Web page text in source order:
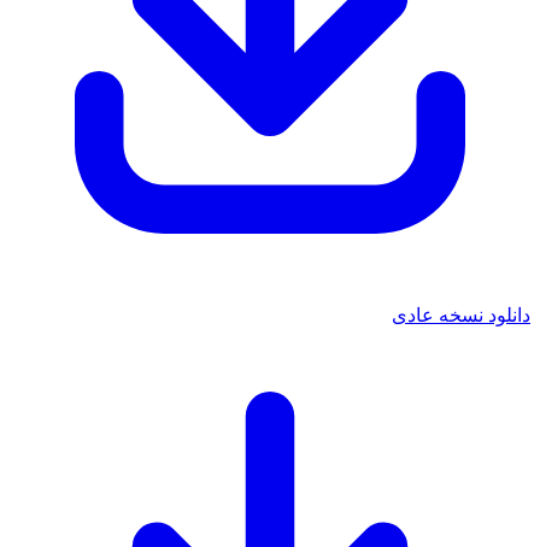
دانلود نسخه عادی